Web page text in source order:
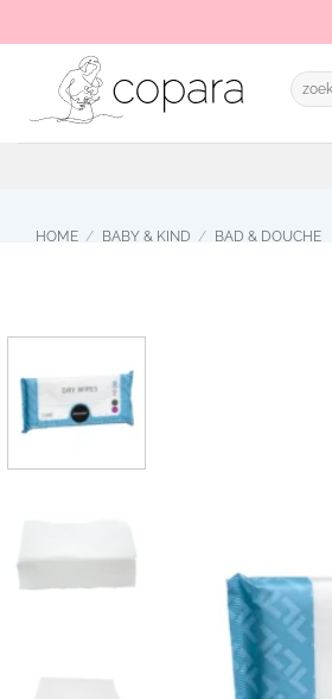
naar
Zoeken
naar:
HOME / BABY & KIND / BAD & DOUCHE